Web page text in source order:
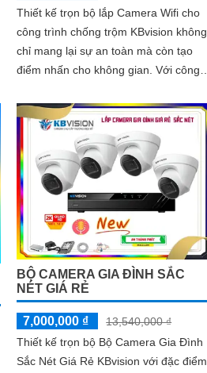
Thiết kế trọn bộ lắp Camera Wifi cho
công trình chống trộm KBvision không
chỉ mang lại sự an toàn mà còn tạo
điểm nhấn cho không gian. Với công
được nâng cấp độ nét đến 2
BỘ CAMERA GIA ĐÌNH SẮC
NÉT GIÁ RẺ
7,000,000 ₫
13,540,000 ₫
Thiết kế trọn bộ Bộ Camera Gia Đình
Sắc Nét Giá Rẻ KBvision với đặc điểm